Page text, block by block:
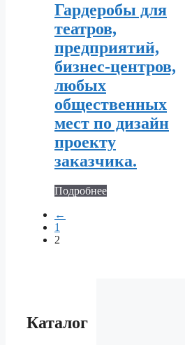
Гардеробы для
театров,
предприятий,
бизнес-центров,
любых
общественных
мест по дизайн
проекту
заказчика.
Подробнее
←
1
2
Каталог